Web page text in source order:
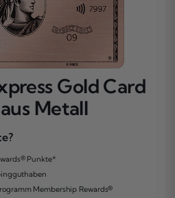
Gold Card
Metall
Punkte*
Membership Rewards®